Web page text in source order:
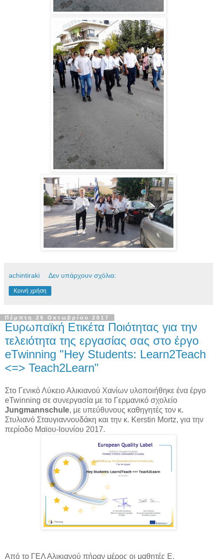
achintiraki Δεν υπάρχουν σχόλια:
Κοινή χρήση
Πέμπτη 26 Οκτωβρίου 2017
Ευρωπαϊκή Ετικέτα Ποιότητας για την
τελειότητα της εργασίας σας στο έργο
eTwinning "Hey Students: Learn2Teach
<=> Teach2Learn"
Στο Γενικό Λύκειο Αλικιανού Χανίων υλοποιήθηκε ένα έργο
eTwinning σε συνεργασία με το Γερμανικό σχολείο
Jungmannschule, με υπεύθυνους καθηγητές τον κ.
Στυλιανό Σταυγιαννουδάκη και την κ. Kerstin Mortz, για την
περίοδο Μαϊου-Ιουνίου 2017.
Από το ΓΕΛ Αλικιανού πήραν μέρος οι μαθητές Ε.